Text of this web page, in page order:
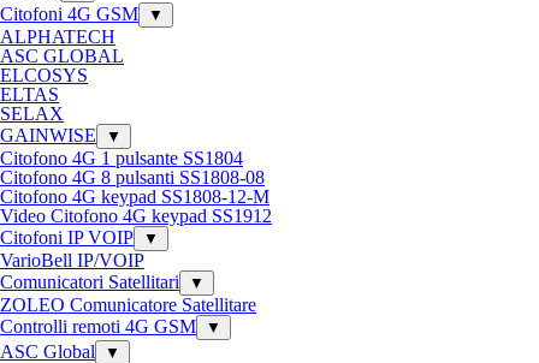
Citofoni 4G GSM ▼
ALPHATECH
ASC GLOBAL
ELCOSYS
ELTAS
SELAX
GAINWISE
▼
Citofono 4G 1 pulsante SS1804
Citofono 4G 8 pulsanti SS1808-08
Citofono 4G keypad SS1808-12-M
Video Citofono 4G keypad SS1912
Citofoni IP VOIP
▼
VarioBell IP/VOIP
Comunicatori Satellitari
▼
ZOLEO Comunicatore Satellitare
Controlli remoti 4G GSM
▼
ASC Global ▼